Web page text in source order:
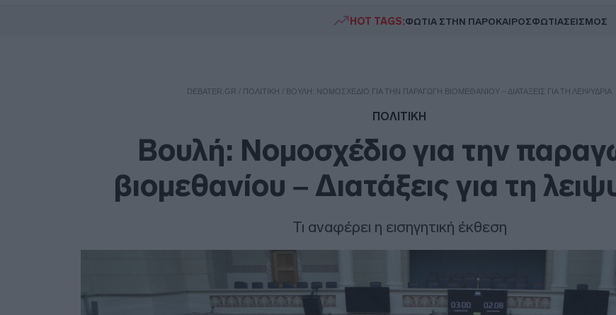
HOT TAGS:ΦΩΤΙΑ ΣΤΗΝ ΠΑΡΟΚΑΙΡΟΣΦΩΤΙΑΣΕΙΣΜΟΣ
DEBATER.GR / ΠΟΛΙΤΙΚΗ / BOΥΛΉ: ΝΟΜΟΣΧΈΔΙΟ ΓΙΑ ΤΗΝ ΠΑΡΑΓΩΓΉ ΒΙΟΜΕΘΑΝΊΟΥ – ΔΙΑΤΆΞΕΙΣ ΓΙΑ ΤΗ ΛΕΙΨΥΔΡΊΑ
ΠΟΛΙΤΙΚΗ
Boυλή: Νομοσχέδιο για την
βιομεθανίου – Διατάξεις για τη
Τι αναφέρει η εισηγητική έκθεση